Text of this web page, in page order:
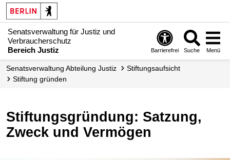
Senatsverwaltung für Justiz und
Verbraucherschutz
Bereich Justiz
Barrierefrei Suche Menü
Senats­verwaltung Abteilung Justiz
Stiftungsaufsicht
Stiftung gründen
Stiftungsgründung: Satzung,
Zweck und Vermögen